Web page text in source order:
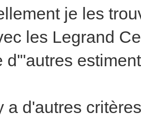
je les
les Legrand
d'"autres
a d'autres